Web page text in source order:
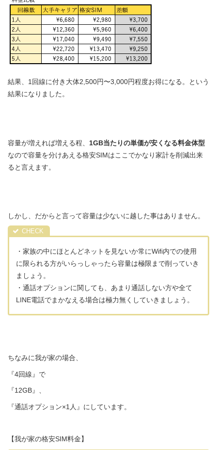
結果、1回線に付き大体2,500円〜3,000円程度お得になる。という
結果になりました。
容量が増えれば増える程、 1GB当たりの単価が安くなる料金体型
なので容量を分けあえる格安SIMはここでかなり家計を削減出来
ると言えます。
しかし、だからと言って容量は少ないに越した事はありません。
・家族の中にほとんどネットを見ないか常にWifi内での使用
に限られる方がいらっしゃったら容量は極限まで削っていき
ましょう。
・通話オプションに関しても、あまり通話しない方や全て
LINE電話でまかなえる場合は極力無くしていきましょう。
ちなみに我が家の場合、
『4回線』で
『12GB』、
『通話オプション×1人』にしています。
【我が家の格安SIM料金】